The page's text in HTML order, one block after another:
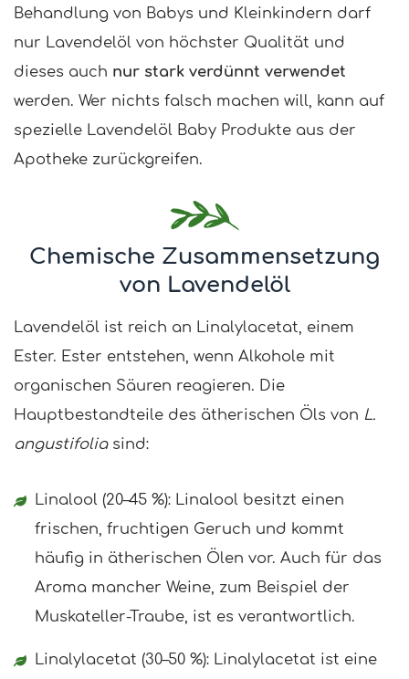
Behandlung von Babys und Kleinkindern darf
nur Lavendelöl von höchster Qualität und
dieses auch nur stark verdünnt verwendet
werden. Wer nichts falsch machen will, kann auf
spezielle Lavendelöl Baby Produkte aus der
Apotheke zurückgreifen.
Chemische Zusammensetzung
von Lavendelöl
Lavendelöl ist reich an Linalylacetat, einem
Ester. Ester entstehen, wenn Alkohole mit
organischen Säuren reagieren. Die
Hauptbestandteile des ätherischen Öls von L.
angustifolia sind:
Linalool (20–45 %): Linalool besitzt einen
frischen, fruchtigen Geruch und kommt
häufig in ätherischen Ölen vor. Auch für das
Aroma mancher Weine, zum Beispiel der
Muskateller-Traube, ist es verantwortlich.
Linalylacetat (30–50 %): Linalylacetat ist eine